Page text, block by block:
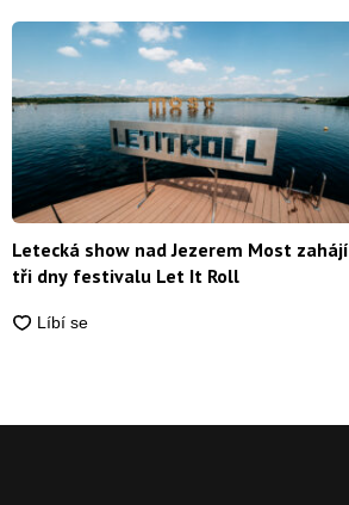
Letecká show nad Jezerem Most zahájí
tři dny festivalu Let It Roll